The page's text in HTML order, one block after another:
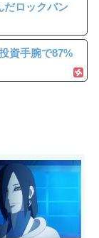
だロックバン
資手腕で87%